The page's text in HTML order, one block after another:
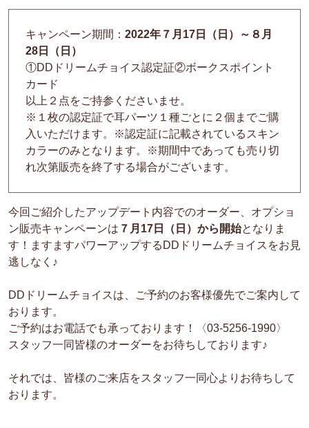
キャンペーン期間： 2022年７月17日（日）～８月
28日（日）
①DDドリームチョイス認定証②ボークスポイント
カード
以上２点をご持参くださいませ。
※１枚の認定証で耳パーツ１種ごとに２個までご購
入いただけます。※認定証に記載されているスキン
カラーのみとなります。※期間中であっても売り切
れ次第販売を終了する場合がございます。
今回ご紹介したアップデート内容でのオーダー、オプショ
ン販売キャンペーンは ７月17日（日）から開始となりま
す！ますますパワーアップするDDドリームチョイスをお見
逃しなく♪
DDドリームチョイスは、ご予約のお客様優先でご案内して
おります。
ご予約はお電話でも承っております！〈03-5256-1990〉
スタッフ一同皆様のオーダーをお待ちしております♪
それでは、皆様のご来店をスタッフ一同心よりお待ちして
おります。